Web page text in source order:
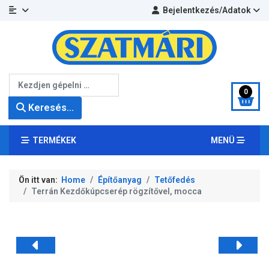
Bejelentkezés/Adatok
Keresés...
0
TERMÉKEK MENÜ
Ön itt van: Home Építőanyag
Tetőfedés
Terrán Kezdőkúpcserép rögzítővel, mocca